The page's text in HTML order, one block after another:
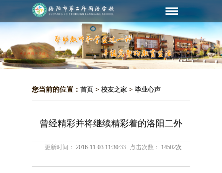
您当前的位置： 首页 > 校友之家 > 毕业心声
曾经精彩并将继续精彩着的洛阳二外
更新时间： 2016-11-03 11:30:33 点击次数： 14502次